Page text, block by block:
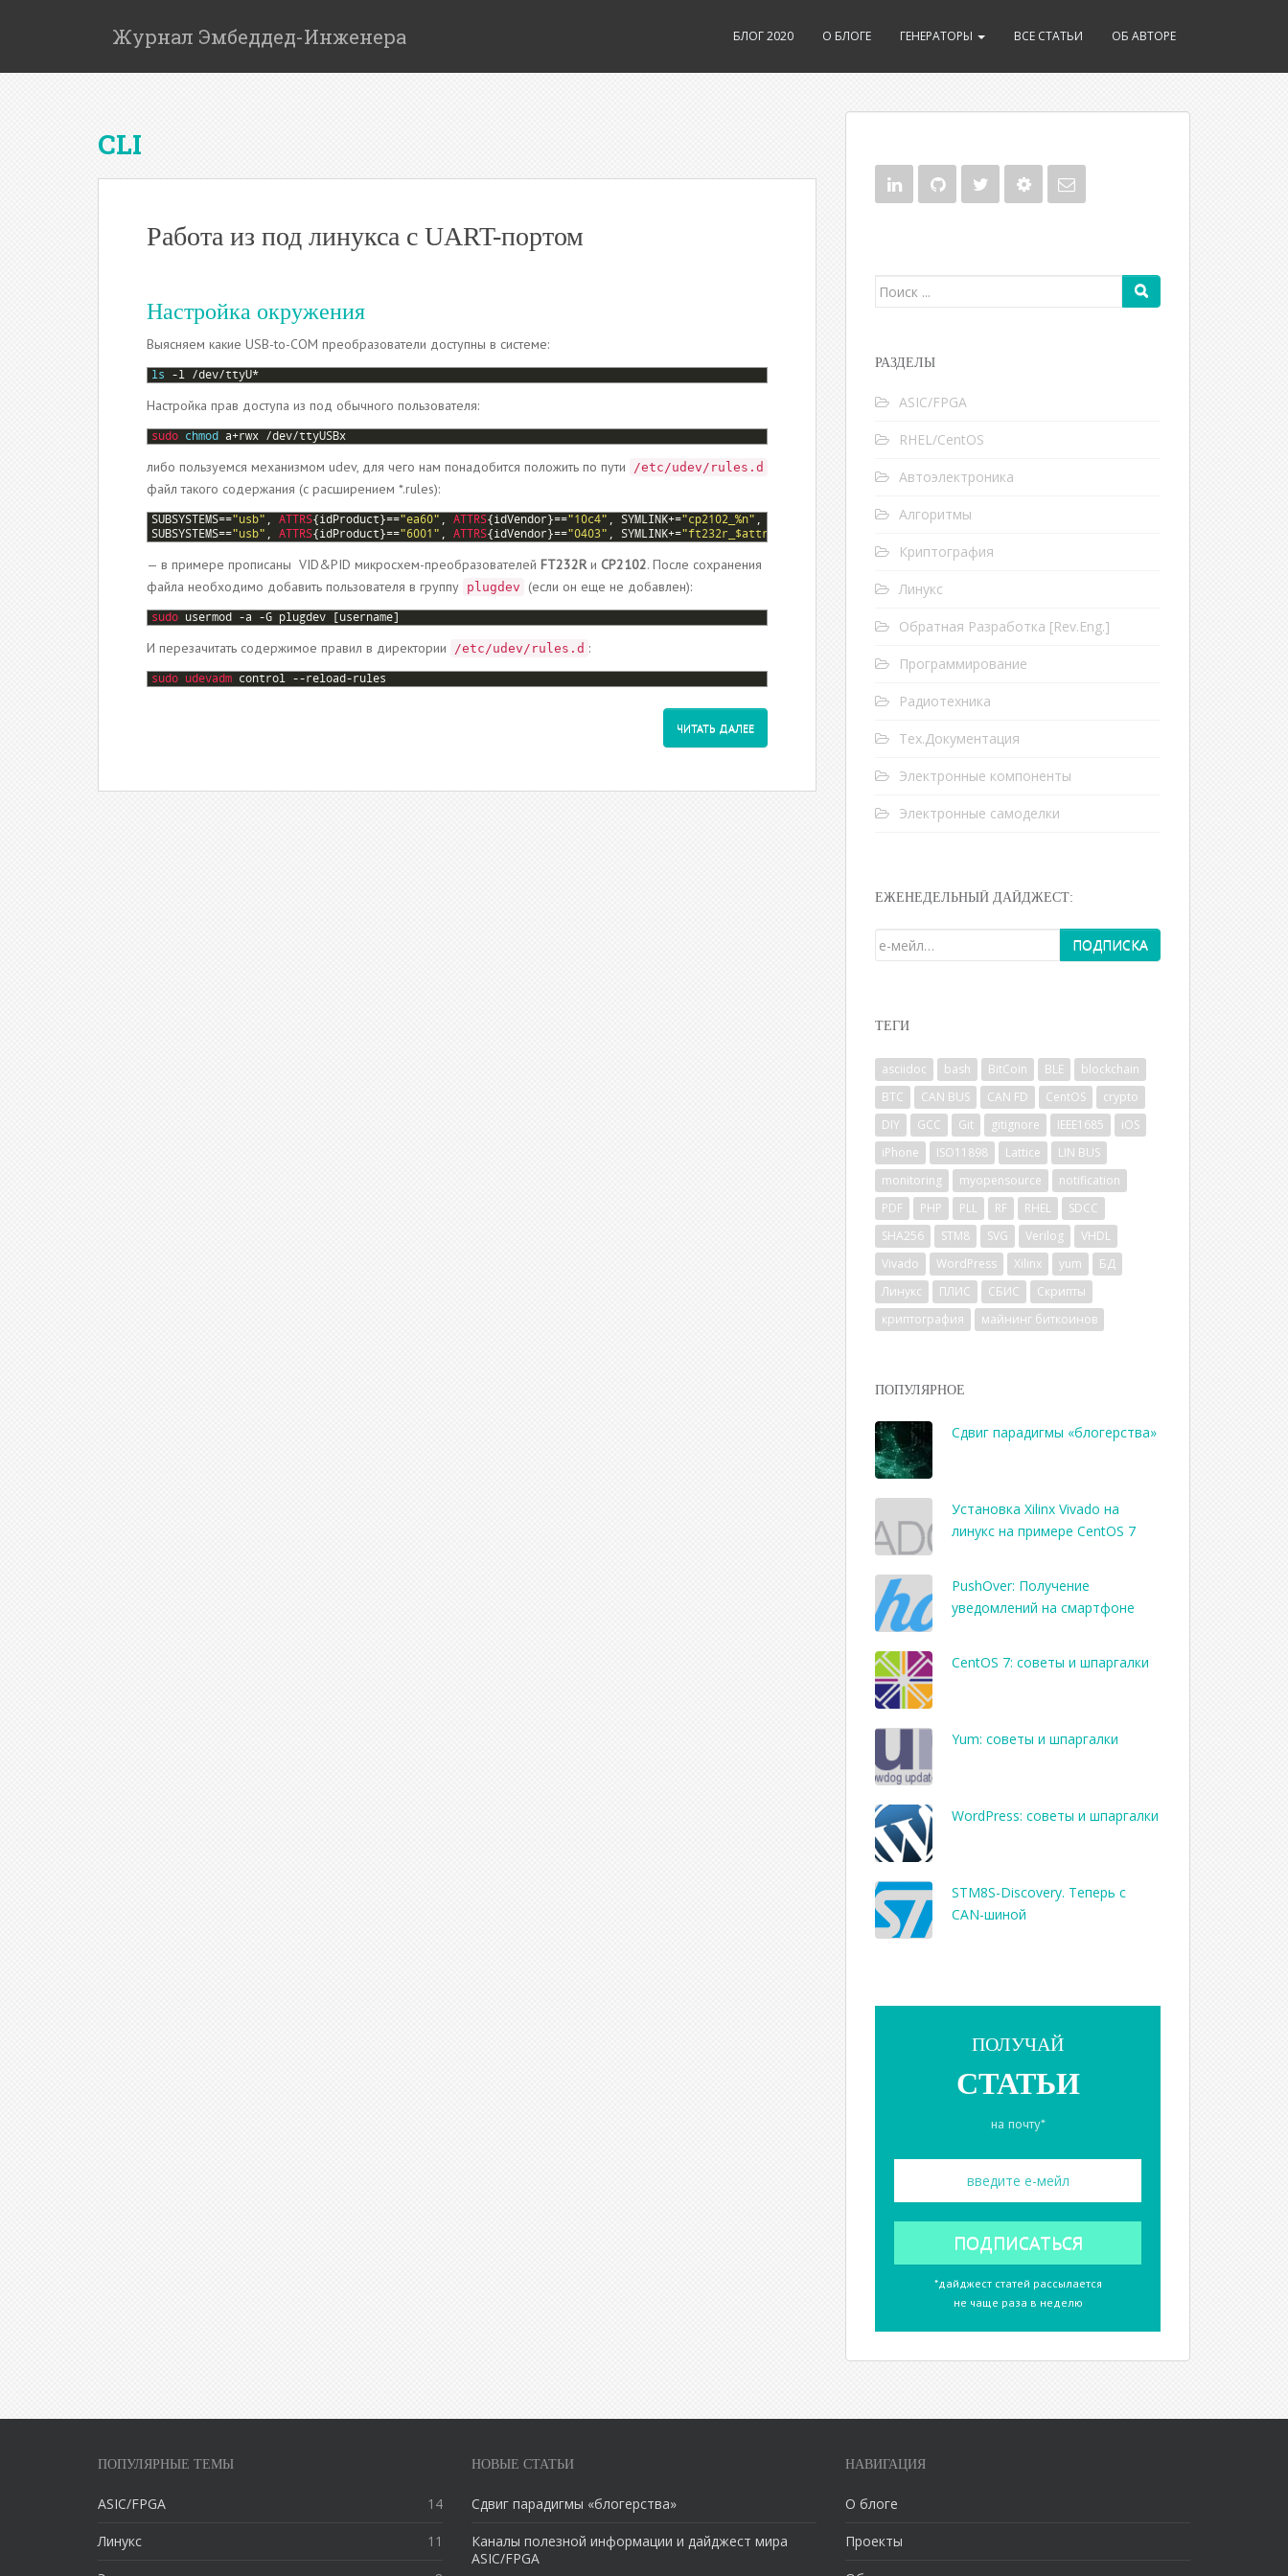
p
Журнал Эмбеддед-Инженера БЛОГ 2020 О БЛОГЕ ГЕНЕРАТОРЫ ВСЕ СТАТЬИ ОБ АВТОРЕ
CLI
Работа из под линукса с UART-портом
Настройка окружения
Выясняем какие USB-to-COM преобразователи доступны в системе:
ls -l /dev/ttyU*
Настройка прав доступа из под обычного пользователя:
sudo chmod a+rwx /dev/ttyUSBx
либо пользуемся механизмом udev, для чего нам понадобится положить по пути /etc/udev/rules.d
файл такого содержания (с расширением *.rules):
SUBSYSTEMS=="usb" , ATTRS{idProduct}=="ea60" , ATTRS{idVendor}=="10c4" , SYMLINK+="cp2102_%n" , GROUP
"plugdev"
SUBSYSTEMS=="usb" , ATTRS{idProduct}=="6001" , ATTRS{idVendor}=="0403" , SYMLINK+="ft232r_$attr{serial}"
— в примере прописаны VID&PID микросхем-преобразователей FT232Rи СР2102. После сохранения
файла необходимо добавить пользователя в группу plugdev (если он еще не добавлен):
sudo usermod -a -G plugdev [username]
И перезачитать содержимое правил в директории /etc/udev/rules.d :
sudo udevadm control --reload-rules
ЧИТАТЬ ДАЛЕЕ
Поиск для:
РАЗДЕЛЫ
ASIC/FPGA
RHEL/CentOS
Автоэлектроника
Алгоритмы
Криптография
Линукс
Обратная Разработка [Rev.Eng.]
Программирование
Радиотехника
Тех.Документация
Электронные компоненты
Электронные самоделки
ЕЖЕНЕДЕЛЬНЫЙ ДАЙДЖЕСТ:
ТЕГИ
asciidoc bash BitCoin BLE
blockchain
BTC
CAN BUS CAN FD CentOS
crypto
DIY
GCC Git gitignore IEEE1685
iOS
iPhone
ISO11898 Lattice
LIN BUS
monitoring
myopensource
notification
PDF
PHP PLL RF RHEL
SDCC
SHA256
STM8 SVG Verilog
VHDL
Vivado
WordPress Xilinx yum
БД
Линукс
ПЛИС СБИС
Скрипты
криптография
майнинг биткоинов
ПОПУЛЯРНОЕ
Сдвиг парадигмы «блогерства»
Установка Xilinx Vivado на
линукс на примере CentOS 7
PushOver: Получение
уведомлений на смартфоне
CentOS 7: советы и шпаргалки
Yum: советы и шпаргалки
WordPress: советы и шпаргалки
STM8S-Discovery. Теперь с
CAN-шиной
ПОЛУЧАЙ
СТАТЬИ
на почту*
*дайджест статей рассылается
не чаще раза в неделю
ПОПУЛЯРНЫЕ ТЕМЫ
ASIC/FPGA 14
Линукс 11
НОВЫЕ СТАТЬИ
Сдвиг парадигмы «блогерства»
Каналы полезной информации и дайджест мира
ASIC/FPGA
НАВИГАЦИЯ
О блоге
Проекты